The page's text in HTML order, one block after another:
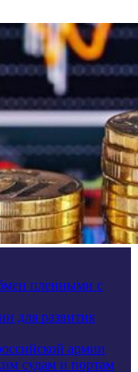
пленными с
для развития
армии
судам и портам